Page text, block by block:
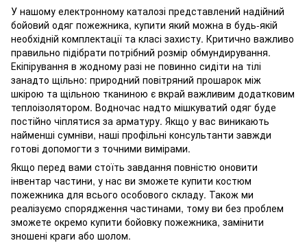
У нашому електронному каталозі представлений надійний
бойовий одяг пожежника, купити який можна в будь-якій
необхідній комплектації та класі захисту. Критично важливо
правильно підібрати потрібний розмір обмундирування.
Екіпірування в жодному разі не повинно сидіти на тілі
занадто щільно: природний повітряний прошарок між
шкірою та щільною тканиною є вкрай важливим додатковим
теплоізолятором. Водночас надто мішкуватий одяг буде
постійно чіплятися за арматуру. Якщо у вас виникають
найменші сумніви, наші профільні консультанти завжди
готові допомогти з точними вимірами.
Якщо перед вами стоїть завдання повністю оновити
інвентар частини, у нас ви зможете купити костюм
пожежника для всього особового складу. Також ми
реалізуємо спорядження частинами, тому ви без проблем
зможете окремо купити бойовку пожежника, замінити
зношені краги або шолом.